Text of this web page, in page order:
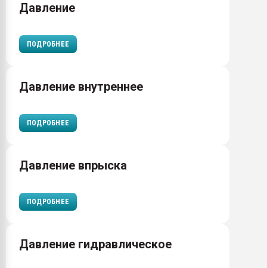
Давление
ПОДРОБНЕЕ
Давление внутреннее
ПОДРОБНЕЕ
Давление впрыска
ПОДРОБНЕЕ
Давление гидравлическое